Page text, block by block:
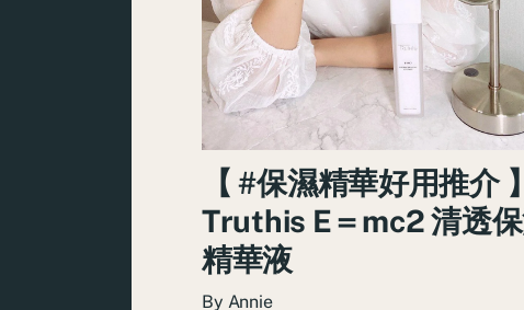
【 #保濕精華好用推介 】
Truthis E＝mc2 清透
精華液
By Annie